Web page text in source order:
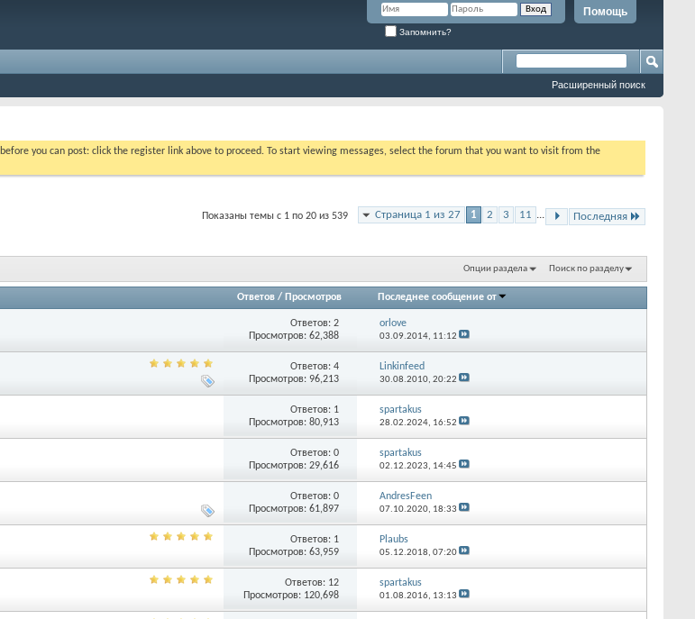
Помощь
Запомнить?
Расширенный поиск
before you can post: click the register link above to proceed. To start viewing messages, select the forum that you want to visit from the
Страница 1 из 27 1 2 3 11 ... Последняя
Показаны темы с 1 по 20 из 539
Опции раздела Поиск по разделу
Ответов / Просмотров Последнее сообщение от
Ответов: 2
Просмотров: 62,388
orlove
03.09.2014, 11:12
Ответов: 4
Просмотров: 96,213
Linkinfeed
30.08.2010, 20:22
Ответов: 1
Просмотров: 80,913
spartakus
28.02.2024, 16:52
Ответов: 0
Просмотров: 29,616
spartakus
02.12.2023, 14:45
Ответов: 0
Просмотров: 61,897
AndresFeen
07.10.2020, 18:33
Ответов: 1
Просмотров: 63,959
Plaubs
05.12.2018, 07:20
Ответов: 12
Просмотров: 120,698
spartakus
01.08.2016, 13:13